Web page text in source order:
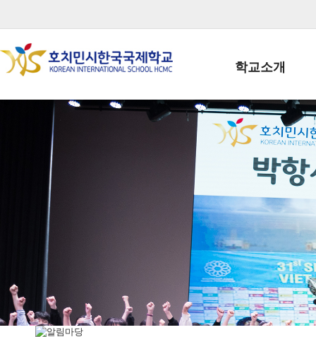
학교소개
학교장인사말
학생회장인사말
학교상징
학교 CI
교직원현황
학생현황
위치/전화
전경사진